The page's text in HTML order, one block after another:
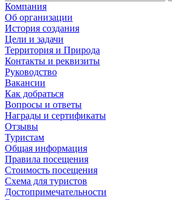
Компания
Об организации
История создания
Цели и задачи
Территория и Природа
Контакты и реквизиты
Руководство
Вакансии
Как добраться
Вопросы и ответы
Награды и сертификаты
Отзывы
Туристам
Общая информация
Правила посещения
Стоимость посещения
Схема для туристов
Достопримечательности